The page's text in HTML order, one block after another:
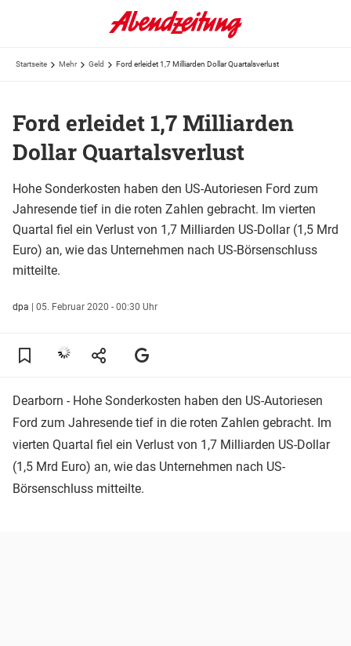
Startseite Mehr Geld Ford erleidet 1,7 Milliarden Dollar Quartalsverlust
Ford erleidet 1,7 Milliarden
Dollar Quartalsverlust
Hohe Sonderkosten haben den US-Autoriesen Ford zum
Jahresende tief in die roten Zahlen gebracht. Im vierten
Quartal fiel ein Verlust von 1,7 Milliarden US-Dollar (1,5 Mrd
Euro) an, wie das Unternehmen nach US-Börsenschluss
mitteilte.
dpa | 05. Februar 2020 - 00:30 Uhr
Dearborn - Hohe Sonderkosten haben den US-Autoriesen
Ford zum Jahresende tief in die roten Zahlen gebracht. Im
vierten Quartal fiel ein Verlust von 1,7 Milliarden US-Dollar
(1,5 Mrd Euro) an, wie das Unternehmen nach US-
Börsenschluss mitteilte.